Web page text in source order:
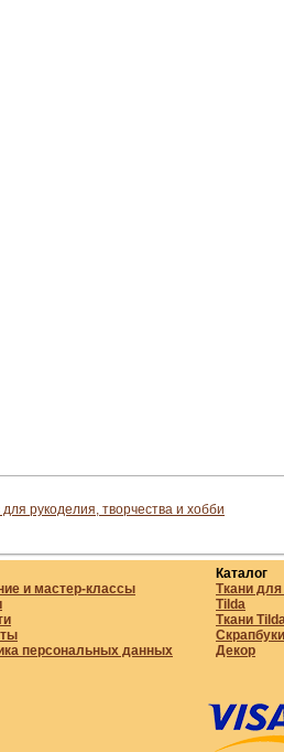
рукоделия, творчества и хобби
и мастер-классы
персональных данных
Каталог
Ткани
Tilda
Ткани
Декор